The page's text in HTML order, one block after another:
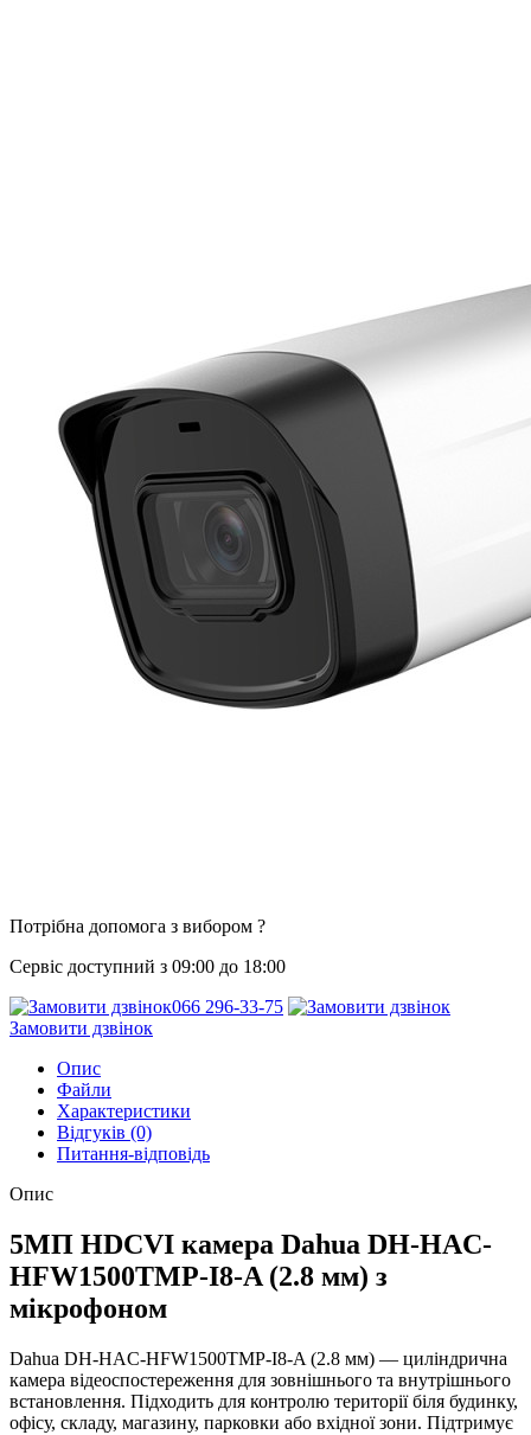
Потрібна допомога з вибором ?
Сервіс доступний з 09:00 до 18:00
066 296-33-75
Замовити дзвінок
Опис
Файли
Характеристики
Відгуків (0)
Питання-відповідь
Опис
5МП HDCVI камера Dahua DH-HAC-
HFW1500TMP-I8-A (2.8 мм) з
мікрофоном
Dahua DH-HAC-HFW1500TMP-I8-A (2.8 мм) — циліндрична
камера відеоспостереження для зовнішнього та внутрішнього
встановлення. Підходить для контролю території біля будинку,
офісу, складу, магазину, парковки або вхідної зони. Підтримує